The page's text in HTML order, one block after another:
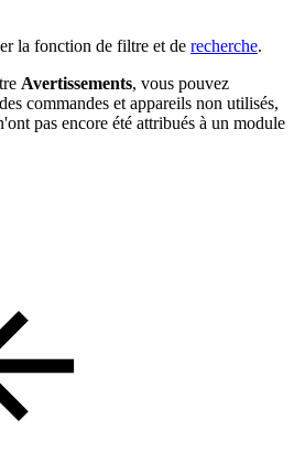
la fonction de filtre et de recherche.
Avertissements, vous pouvez
commandes et appareils non utilisés,
pas encore été attribués à un module